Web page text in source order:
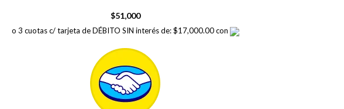
$51,000
o 3 cuotas c/ tarjeta de DÉBITO SIN interés de: $17,000.00 con